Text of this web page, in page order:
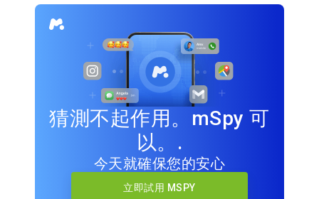
猜測不起作用。mSpy 可
以。.
今天就確保您的安心
立即試用 MSPY